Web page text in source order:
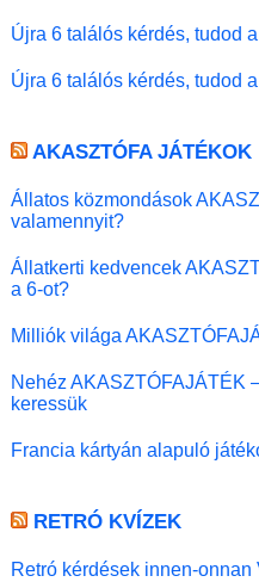
Újra 6 találós kérdés, tudod
Újra 6 találós kérdés, tudod
AKASZTÓFA JÁTÉKOK
Állatos közmondások
valamennyit?
Állatkerti kedvencek
a 6-ot?
Milliók világa
Nehéz AKASZTÓFAJÁTÉK
keressük
Francia kártyán alapuló
RETRÓ KVÍZEK
Retró kérdések innen-